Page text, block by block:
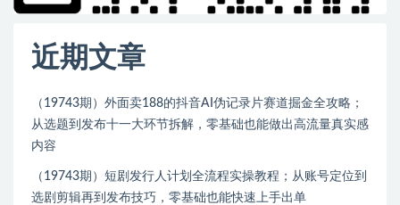
近期文章
（19743期）外面卖188的抖音AI伪记录片赛道掘金全攻略；
从选题到发布十一大环节拆解，零基础也能做出高流量真实感
内容
（19743期）短剧发行人计划全流程实操教程；从账号定位到
选剧剪辑再到发布技巧，零基础也能快速上手出单